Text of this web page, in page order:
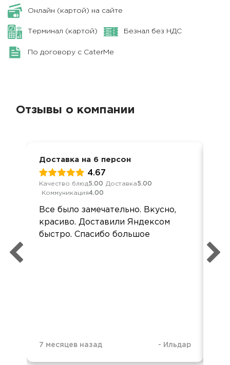
Онлайн (картой) на сайте
Терминал (картой) Безнал без НДС
По договору с CaterMe
Отзывы о компании
Доставка на 6 персон
4.67
Качество блюд5.00 Доставка5.00
Коммуникация4.00
Все было замечательно. Вкусно,
красиво. Доставили Яндексом
быстро. Спасибо большое
7 месяцев назад - Ильдар